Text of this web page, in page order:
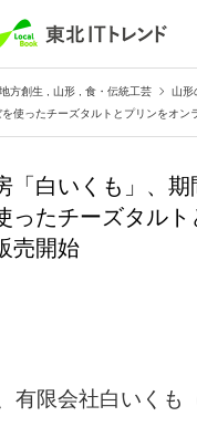
地方創生 山形 食・伝統工芸
山形
使ったチーズタルトとプリンをオン
「白いくも」、
ったチーズタル
売開始
有限会社白いくも